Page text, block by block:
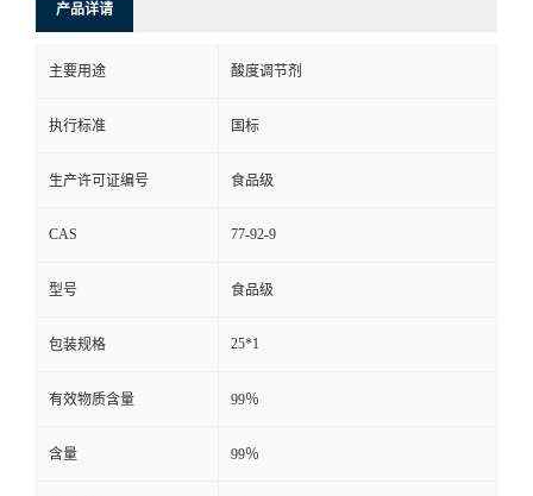
产品详请
主要用途 酸度调节剂
执行标准 国标
生产许可证编号 食品级
CAS 77-92-9
型号 食品级
包装规格 25*1
有效物质含量 99％
含量 99％